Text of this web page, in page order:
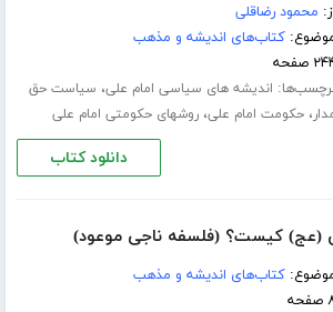
محمود رضاقلی
کتاب‌های اندیشه و مذهب
صفحه
اندیشه های سیاسی امام علی، سیاست حق
،حکومت امام علی،روشهای حکومتی امام علی
دانلود کتاب
(عج) کیست؟ (فلسفه ناجی موعود)
کتاب‌های اندیشه و مذهب